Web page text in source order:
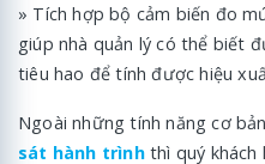
» Tích hợp bộ cảm biến đo
giúp nhà quản lý có thể biết
tiêu hao để tính được hiệu
Ngoài những tính năng cơ
sát hành trìnhthì quý khách